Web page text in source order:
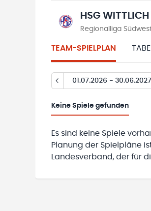
HSG WITTLICH
Regionalliga
TEAM-SPIELPLAN
01.07.2026 - 30.06.2027
Keine Spiele gefunden
Es sind keine Spiele
Planung der Spielpläne
Landesverband, der für